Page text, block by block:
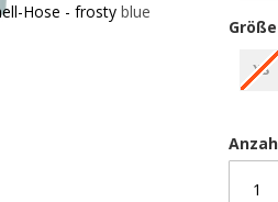
Hose - frosty blue
Größe
XS